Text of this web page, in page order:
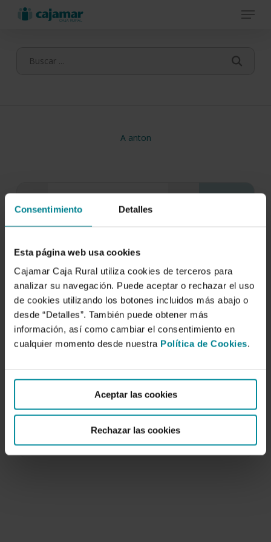
Consentimiento Detalles
Esta página web usa cookies
Cajamar Caja Rural utiliza cookies de terceros para
analizar su navegación. Puede aceptar o rechazar el uso
de cookies utilizando los botones incluidos más abajo o
desde “Detalles”. También puede obtener más
información, así como cambiar el consentimiento en
cualquier momento desde nuestra Política de Cookies.
Aceptar las cookies
Rechazar las cookies
Menu
A anton
on ventilation of
5 de marzo de 2002
Station Las Palmerillas of Cajamar with the…